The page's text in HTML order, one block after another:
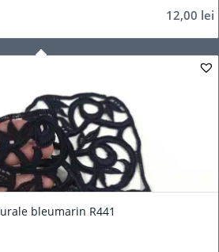
12,00 lei
bleumarin R441